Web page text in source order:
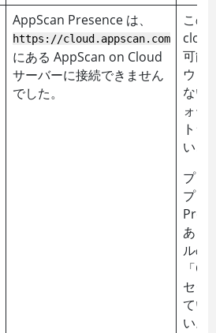
AppScan Presenceは、
https://cloud.appscan.com
にある AppScan on Cloud
サーバーに接続できません
でした。
この
可能
ウォ
ない
ォー
トラ
いこ
プロ
プロ
ある
ルの
「
セク
てい
い。